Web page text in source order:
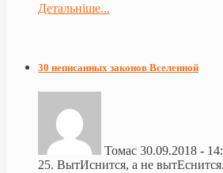
Детальніше...
30 неписанных законов Вселенной
Томас 30.09.2018 -
25. ВытИснится, а не вытЕснится.